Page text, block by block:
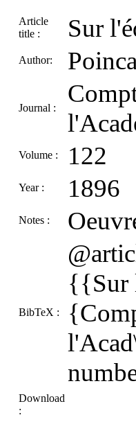
Article
title :
Sur
Author:
Journal :
Volume : 122
Year : 1896
Notes :
BibTeX :
{{Sur
Download
: